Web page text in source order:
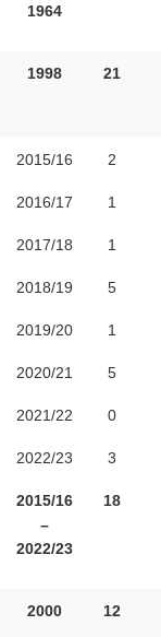
1964
1998 21
2015/16
2016/17
2017/18
2018/19
2019/20
2020/21
2021/22
2022/23
2015/16
–
2022/23
2
1
1
5
1
5
0
3
18
2000 12